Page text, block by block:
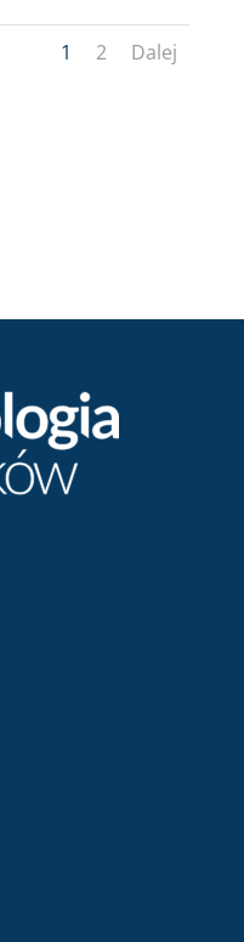
1 2 Dalej